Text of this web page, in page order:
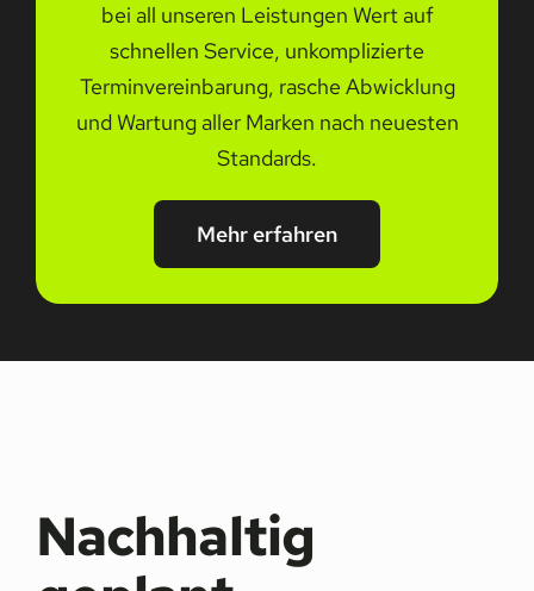
bei all unseren Leistungen Wert auf
schnellen Service, unkomplizierte
Terminvereinbarung, rasche Abwicklung
und Wartung aller Marken nach neuesten
Standards.
Mehr erfahren
Nachhaltig